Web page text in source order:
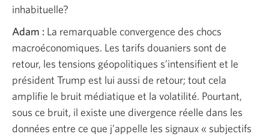
inhabituelle?
Adam : La remarquable convergence des chocs
macroéconomiques. Les tarifs douaniers sont de
retour, les tensions géopolitiques s’intensifient et le
président Trump est lui aussi de retour; tout cela
amplifie le bruit médiatique et la volatilité. Pourtant,
sous ce bruit, il existe une divergence réelle dans les
données entre ce que j’appelle les signaux « subjectifs